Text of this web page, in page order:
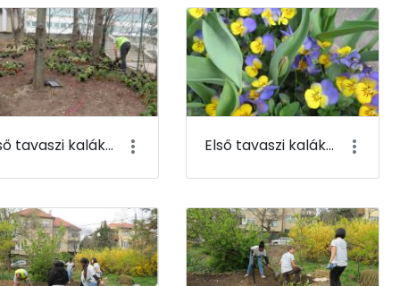
Első tavaszi kaláka 071 Első tavaszi kaláka 072